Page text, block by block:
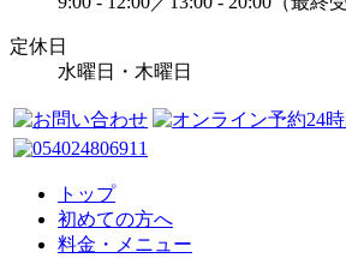
定休日
水曜日・木曜日
トップ
初めての方へ
料金・メニュー